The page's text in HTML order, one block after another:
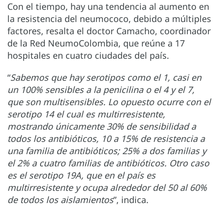
Con el tiempo, hay una tendencia al aumento en
la resistencia del neumococo, debido a múltiples
factores, resalta el doctor Camacho, coordinador
de la Red NeumoColombia, que reúne a 17
hospitales en cuatro ciudades del país.
“Sabemos que hay serotipos como el 1, casi en
un 100% sensibles a la penicilina o el 4 y el 7,
que son multisensibles. Lo opuesto ocurre con el
serotipo 14 el cual es multirresistente,
mostrando únicamente 30% de sensibilidad a
todos los antibióticos, 10 a 15% de resistencia a
una familia de antibióticos; 25% a dos familias y
el 2% a cuatro familias de antibióticos. Otro caso
es el serotipo 19A, que en el país es
multirresistente y ocupa alrededor del 50 al 60%
de todos los aislamientos”, indica.